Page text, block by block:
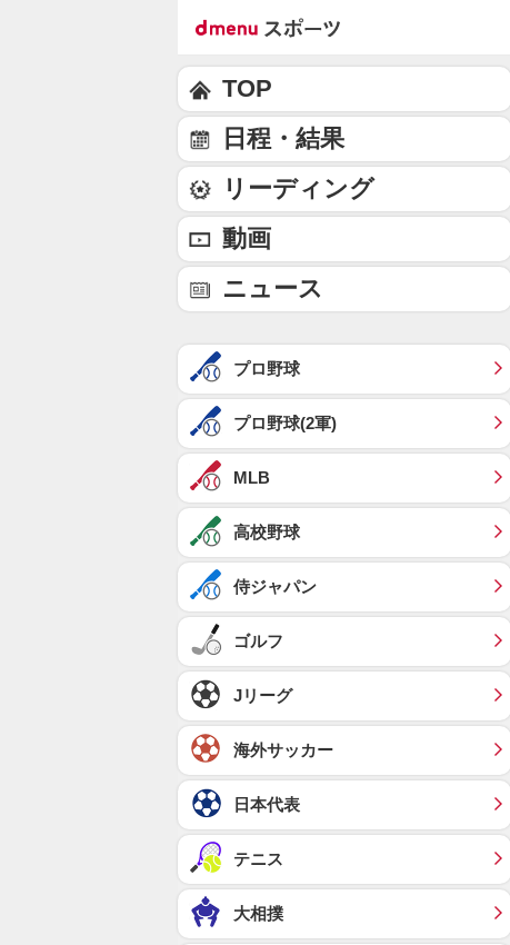
TOP
日程・結果
リーディング
動画
ニュース
プロ野球
プロ野球(2軍)
MLB
高校野球
侍ジャパン
ゴルフ
Jリーグ
海外サッカー
日本代表
テニス
大相撲